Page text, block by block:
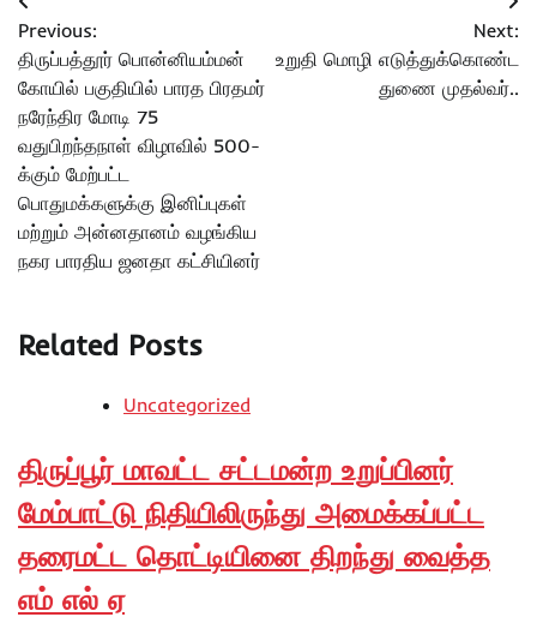
navigation
Previous:
திருப்பத்தூர் பொன்னியம்மன்
கோயில் பகுதியில் பாரத பிரதமர்
நரேந்திர மோடி 75
வதுபிறந்தநாள் விழாவில் 500-
க்கும் மேற்பட்ட
பொதுமக்களுக்கு இனிப்புகள்
மற்றும் அன்னதானம் வழங்கிய
நகர பாரதிய ஜனதா கட்சியினர்
Next:
உறுதி மொழி எடுத்துக்கொண்ட
துணை முதல்வர்..
Related Posts
Uncategorized
திருப்பூர் மாவட்ட சட்டமன்ற உறுப்பினர்
மேம்பாட்டு நிதியிலிருந்து அமைக்கப்பட்ட
தரைமட்ட தொட்டியினை திறந்து வைத்த
எம் எல் ஏ